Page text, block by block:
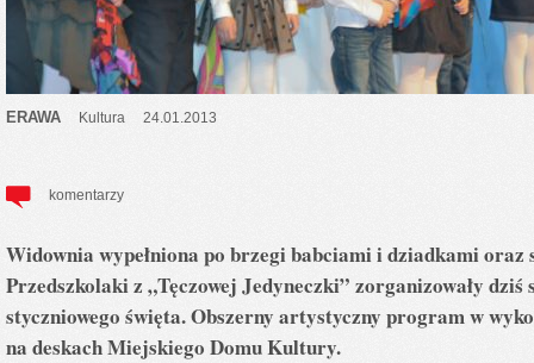
ERAWA Kultura 24.01.2013
komentarzy
Widownia wypełniona po brzegi babciami i dziadkami
Przedszkolaki z „Tęczowej Jedyneczki” zorganizowały
styczniowego święta. Obszerny artystyczny program w
na deskach Miejskiego Domu Kultury.